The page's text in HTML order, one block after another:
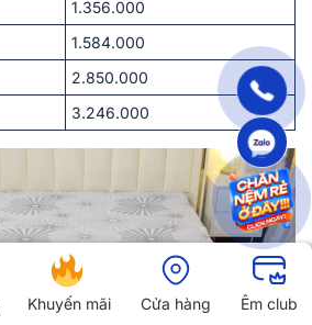
1.356.000
1.584.000
2.850.000
3.246.000
Khuyến mãi Cửa hàng Êm club